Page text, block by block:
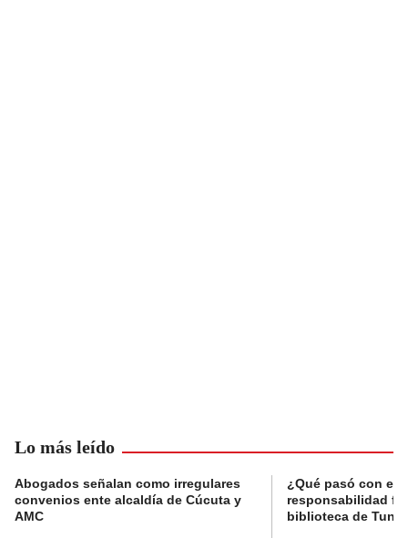
Lo más leído
Abogados señalan como irregulares
convenios ente alcaldía de Cúcuta y
AMC
¿Qué pasó con el
responsabilidad
biblioteca de